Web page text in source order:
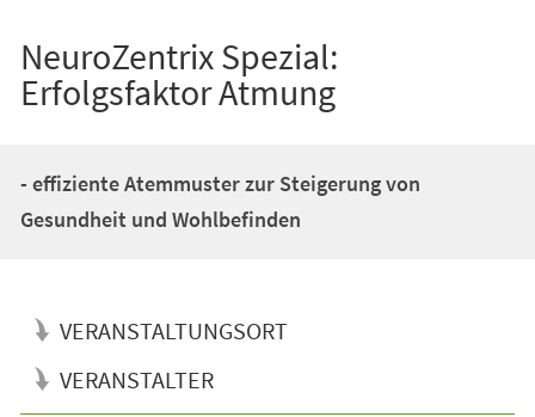
NeuroZentrix Spezial:
Erfolgsfaktor Atmung
- effiziente Atemmuster zur Steigerung von
Gesundheit und Wohlbefinden
VERANSTALTUNGSORT
VERANSTALTER